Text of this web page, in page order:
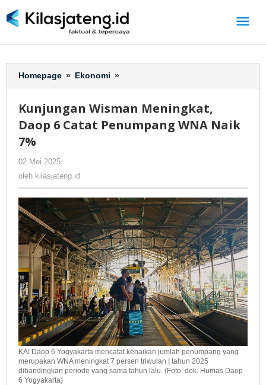
ke
Homepage » Ekonomi »
Wisman
Daop
6
7%
Kunjungan Wisman Meningkat,
Daop 6 Catat Penumpang WNA Naik
7%
02 Mei 2025
kilasjateng.id
oleh kilasjateng.id
KAI Daop 6 Yogyakarta mencatat kenaikan jumlah penumpang yang
merupakan WNA meningkat 7 persen triwulan I tahun 2025
dibandingkan periode yang sama tahun lalu. (Foto: dok. Humas Daop
6 Yogyakarta)